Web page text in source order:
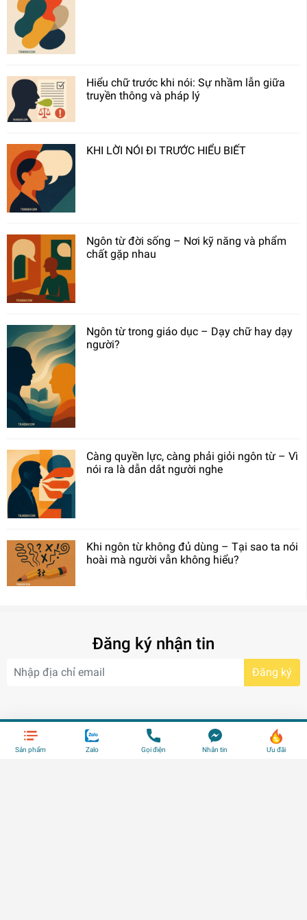
Hiểu chữ trước khi nói: Sự nhầm lẫn giữa
truyền thông và pháp lý
KHI LỜI NÓI ĐI TRƯỚC HIỂU BIẾT
Ngôn từ đời sống – Nơi kỹ năng và phẩm
chất gặp nhau
Ngôn từ trong giáo dục – Dạy chữ hay dạy
người?
Càng quyền lực, càng phải giỏi ngôn từ – Vì
nói ra là dẫn dắt người nghe
Khi ngôn từ không đủ dùng – Tại sao ta nói
hoài mà người vẫn không hiểu?
Đăng ký nhận tin
Đăng ký
Sản phẩm Zalo Gọi điện Nhắn tin Ưu đãi